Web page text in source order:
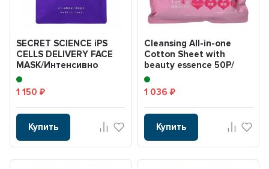
SECRET SCIENCE iPS
CELLS DELIVERY FACE
MASK/Интенсивно
увлажняющая
антивозрас...
1 150₽
Купить
Cleansing All-in-one
Cotton Sheet with
beauty essence 50P/
Салфетки для сняти...
1 036 ₽
Купить